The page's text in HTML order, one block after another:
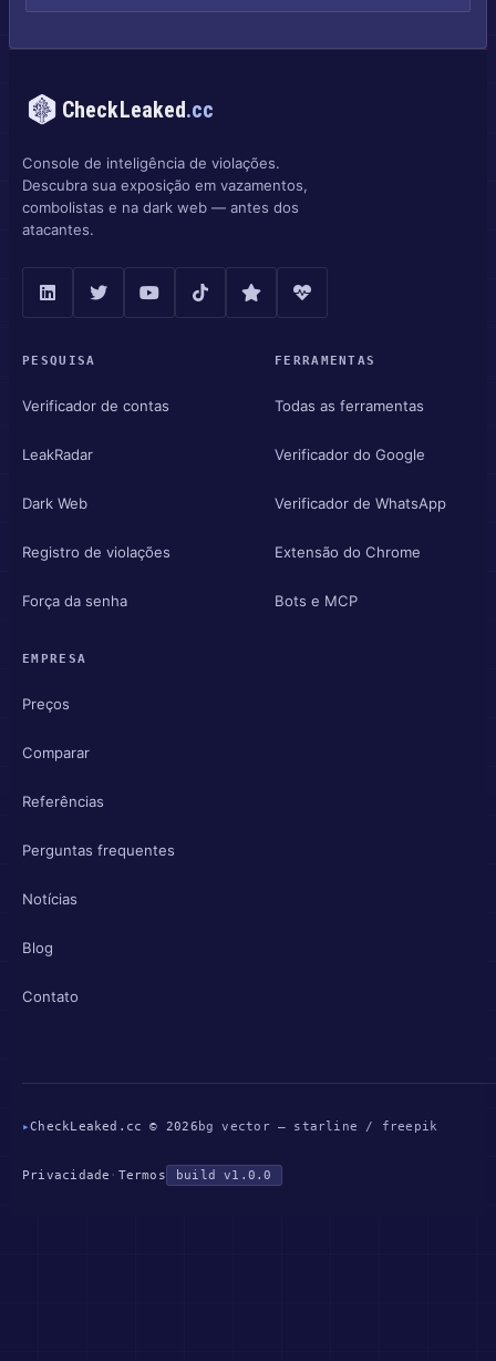
CheckLeaked.cc
Console de inteligência de violações.
Descubra sua exposição em vazamentos,
combolistas e na dark web — antes dos
atacantes.
PESQUISA
Verificador de contas
LeakRadar
Dark Web
Registro de violações
Força da senha
FERRAMENTAS
Todas as ferramentas
Verificador do Google
Verificador de WhatsApp
Extensão do Chrome
Bots e MCP
EMPRESA
Preços
Comparar
Referências
Perguntas frequentes
Notícias
Blog
Contato
▸CheckLeaked.cc © 2026 bg vector — starline / freepik
Privacidade · Termos build v1.0.0